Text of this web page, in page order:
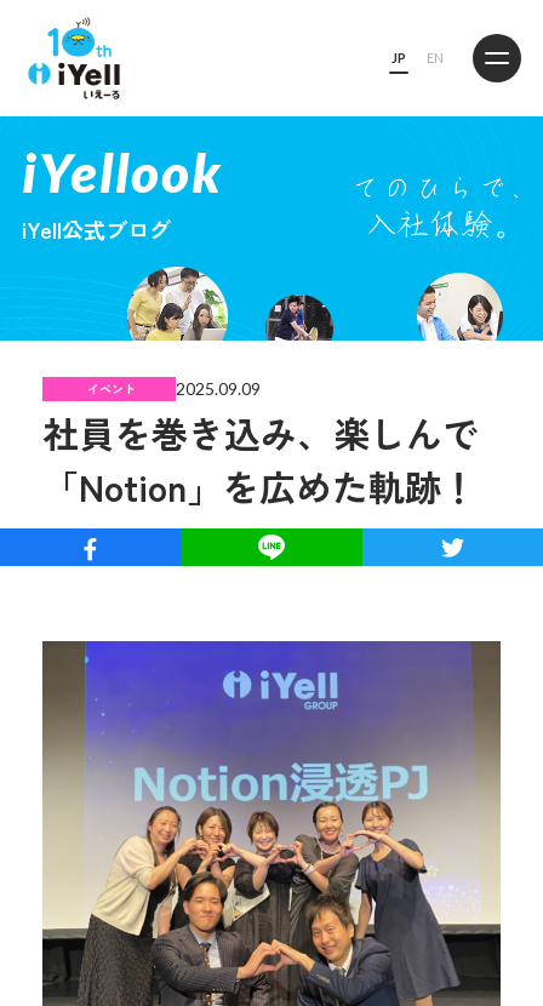
JP EN
iYellook
iYell公式ブログ
イベント 2025.09.09
社員を巻き込み、楽しんで
「Notion」を広めた軌跡！